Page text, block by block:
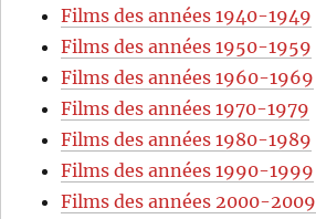
Films des années 1940-1949
Films des années 1950-1959
Films des années 1960-1969
Films des années 1970-1979
Films des années 1980-1989
Films des années 1990-1999
Films des années 2000-2009